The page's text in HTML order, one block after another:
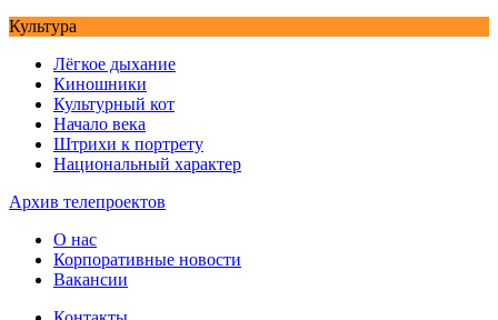
Культура
Лёгкое дыхание
Киношники
Культурный кот
Начало века
Штрихи к портрету
Национальный характер
Архив телепроектов
О нас
Корпоративные новости
Вакансии